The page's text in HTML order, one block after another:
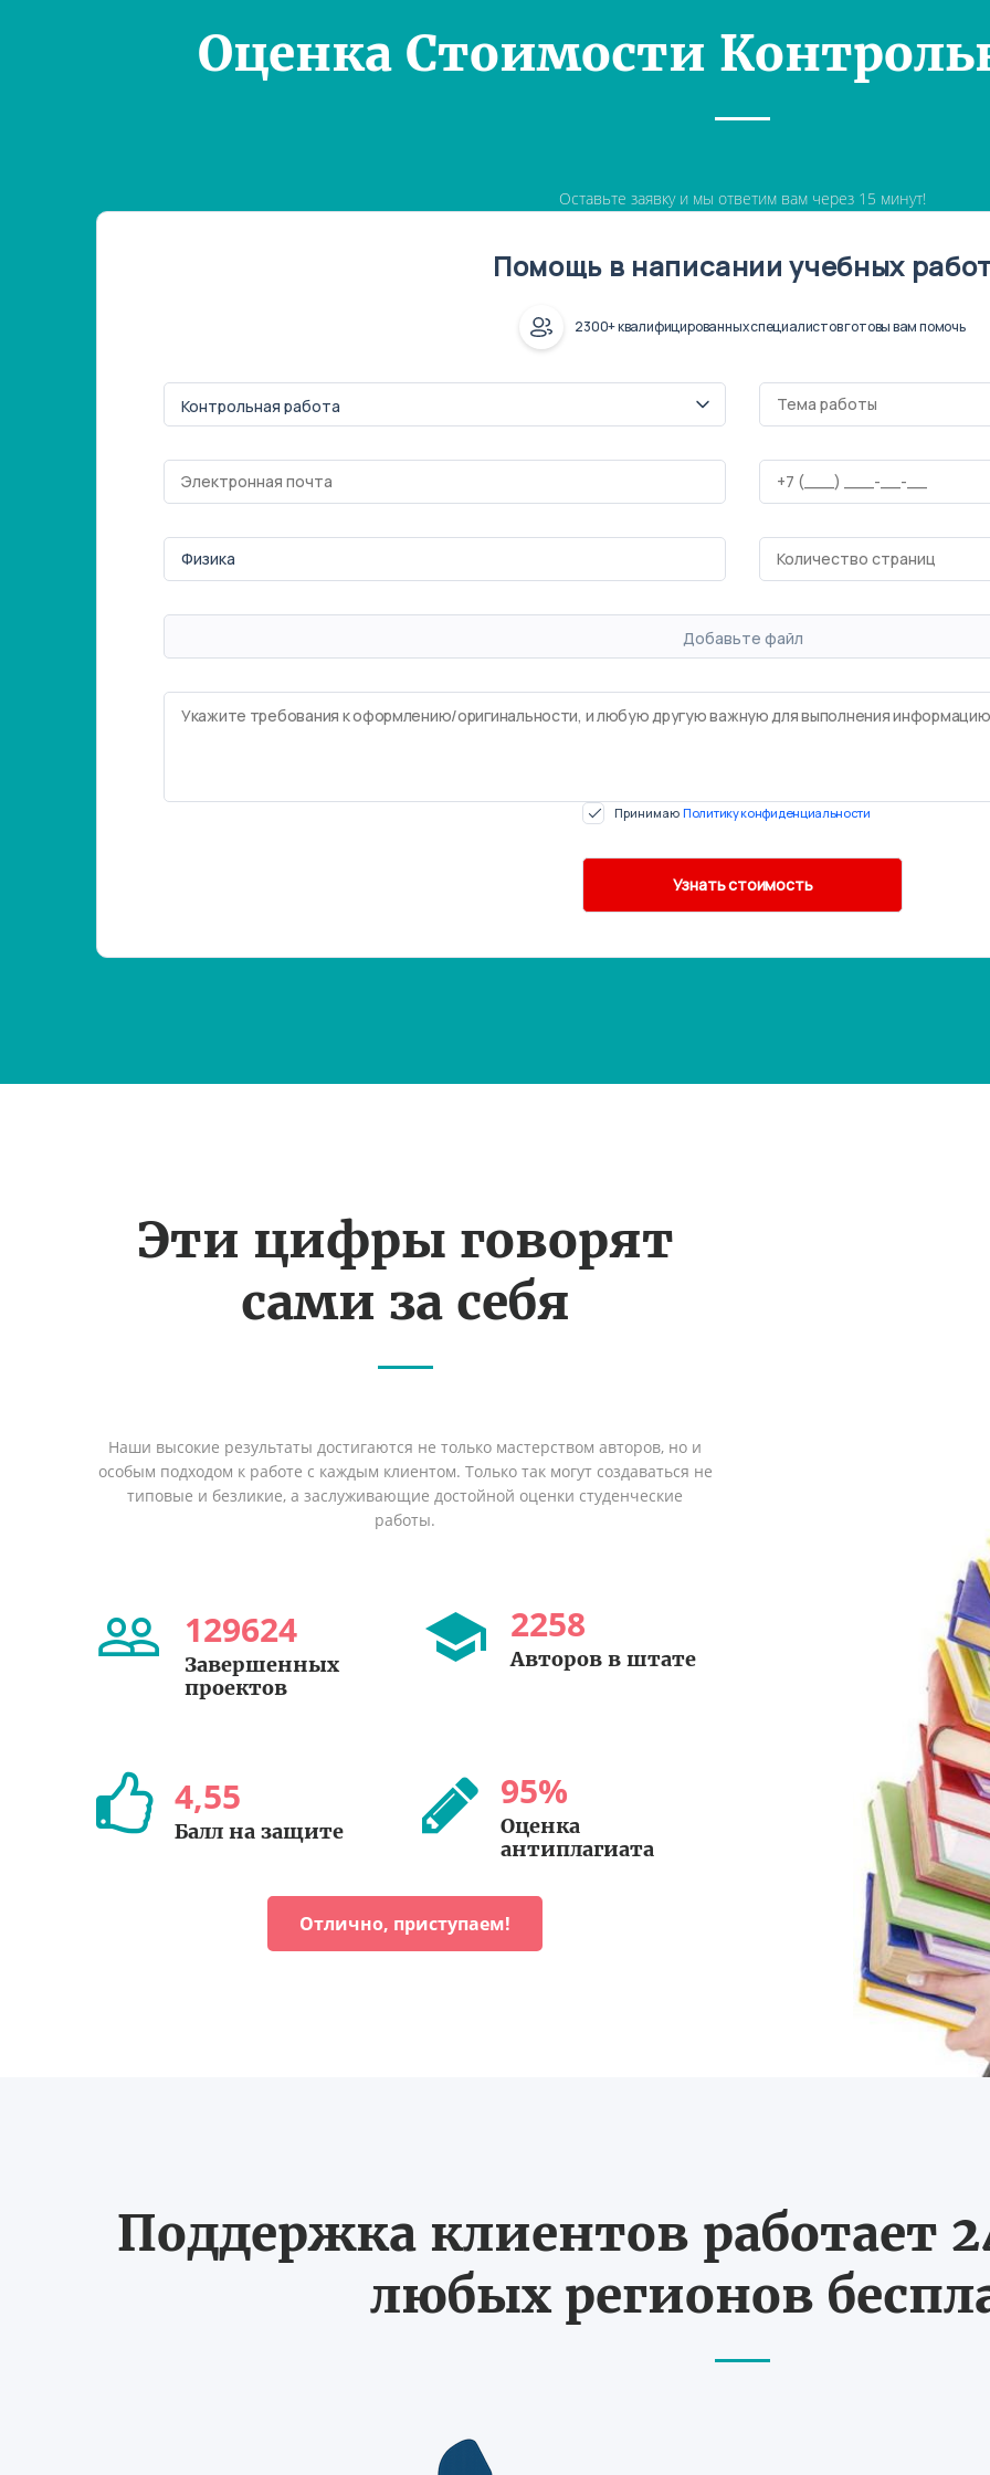
Оценка Стоимости
Оставьте заявку и мы ответим вам через 15 минут!
Помощь в написании учебных
2300+ квалифицированных специалистов готовы вам помочь
Добавьте файл
Принимаю Политику конфиденциальности
Эти цифры говорят
сами за себя
Наши высокие результаты достигаются не только мастерством авторов, но и
особым подходом к работе с каждым клиентом. Только так могут создаваться не
типовые и безликие, а заслуживающие достойной оценки студенческие
работы.
129624
Завершенных
проектов
2258
Авторов в штате
4,55
Балл на защите
95%
Оценка
антиплагиата
Отлично, приступаем!
Поддержка клиентов работает
любых регионов